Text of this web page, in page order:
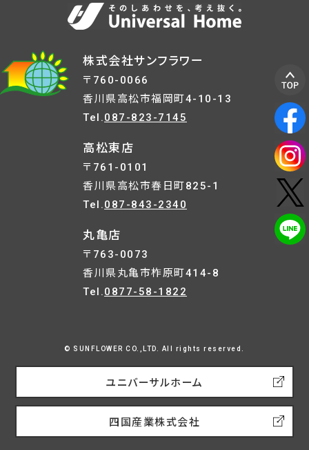
株式会社サンフラワー
〒760-0066
香川県高松市福岡町4-10-13
Tel.087-823-7145
高松東店
〒761-0101
香川県高松市春日町825-1
Tel.087-843-2340
丸亀店
〒763-0073
香川県丸亀市柞原町414-8
Tel.0877-58-1822
© SUNFLOWER CO.,LTD. All rights reserved.
ユニバーサルホーム
四国産業株式会社